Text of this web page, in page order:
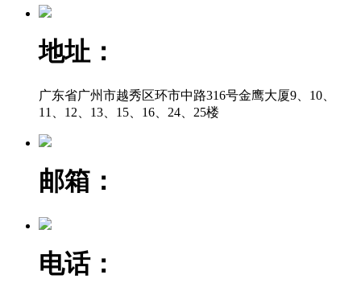
地址：
广东省广州市越秀区环市中路316号金鹰大厦9、10、
11、12、13、15、16、24、25楼
邮箱：
电话：